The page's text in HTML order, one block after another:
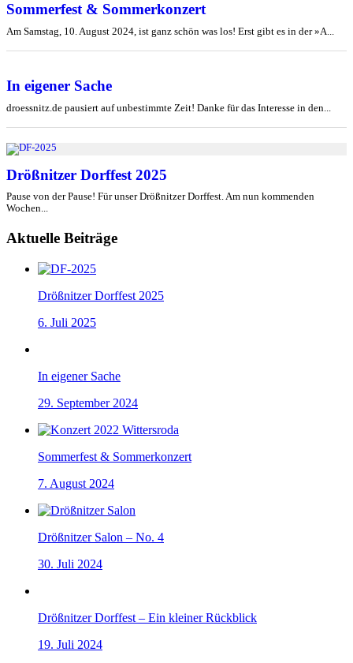
Sommerfest & Sommerkonzert
Am Samstag, 10. August 2024, ist ganz schön was los! Erst gibt es in der »A...
In eigener Sache
droessnitz.de pausiert auf unbestimmte Zeit! Danke für das Interesse in den...
Drößnitzer Dorffest 2025
Pause von der Pause! Für unser Drößnitzer Dorffest. Am nun kommenden
Wochen...
Aktuelle Beiträge
Drößnitzer Dorffest 2025
6. Juli 2025
In eigener Sache
29. September 2024
Sommerfest & Sommerkonzert
7. August 2024
Drößnitzer Salon – No. 4
30. Juli 2024
Drößnitzer Dorffest – Ein kleiner Rückblick
19. Juli 2024